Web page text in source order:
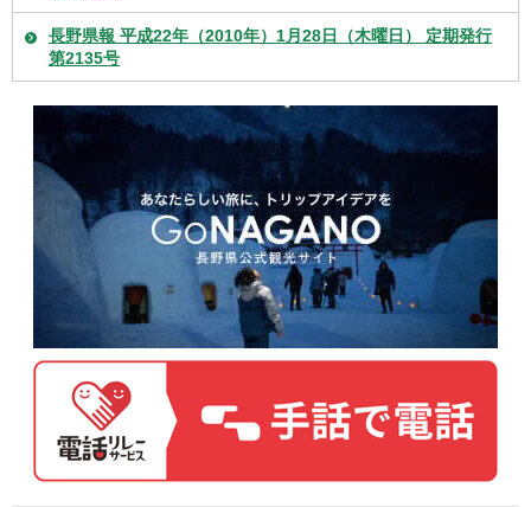
長野県報 平成22年（2010年）1月28日（木曜日） 定期発行
第2135号